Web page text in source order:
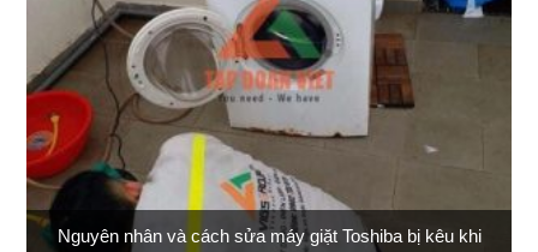
Nguyên nhân và cách sửa máy giặt Toshiba bị kêu khi